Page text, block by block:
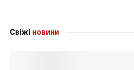
Свіжі новини